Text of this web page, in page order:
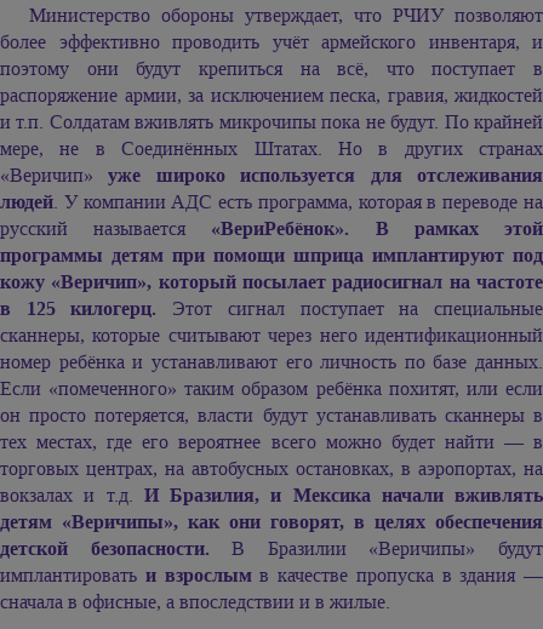
Министерство обороны утверждает, что РЧИУ позволяют
более эффективно проводить учёт армейского инвентаря, и
поэтому они будут крепиться на всё, что поступает в
распоряжение армии, за исключением песка, гравия, жидкостей
и т.п. Солдатам вживлять микрочипы пока не будут. По крайней
мере, не в Соединённых Штатах. Но в других странах
«Веричип»уже широко используется для отслеживания
людей. У компании АДС есть программа, которая в переводе на
русский называется «ВериРебёнок». В рамках этой
программы детям при помощи шприца имплантируют под
кожу «Веричип», который посылает радиосигнал на частоте
в 125 килогерц. Этот сигнал поступает на специальные
сканнеры, которые считывают через него идентификационный
номер ребёнка и устанавливают его личность по базе данных.
Если «помеченного» таким образом ребёнка похитят, или если
он просто потеряется, власти будут устанавливать сканнеры в
тех местах, где его вероятнее всего можно будет найти — в
торговых центрах, на автобусных остановках, в аэропортах, на
вокзалах и т.д. И Бразилия, и Мексика начали вживлять
детям «Веричипы», как они говорят, в целях обеспечения
детской безопасности. В Бразилии «Веричипы» будут
имплантировать и взрослымв качестве пропуска в здания —
сначала в офисные, а впоследствии и в жилые.